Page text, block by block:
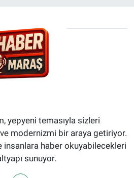
yepyeni temasıyla sizleri
modernizmi bir araya getiriyor.
insanlara haber okuyabilecekleri
sunuyor.